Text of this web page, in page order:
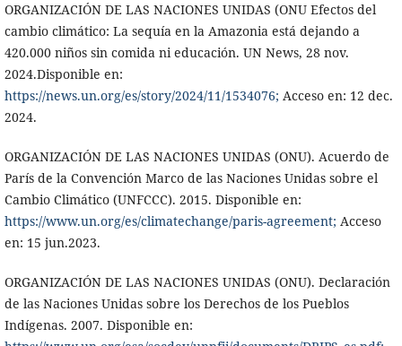
ORGANIZACIÓN DE LAS NACIONES UNIDAS (ONU Efectos del
cambio climático: La sequía en la Amazonia está dejando a
420.000 niños sin comida ni educación. UN News, 28 nov.
2024.Disponible en:
https://news.un.org/es/story/2024/11/1534076; Acceso en: 12 dec.
2024.
ORGANIZACIÓN DE LAS NACIONES UNIDAS (ONU). Acuerdo de
París de la Convención Marco de las Naciones Unidas sobre el
Cambio Climático (UNFCCC). 2015. Disponible en:
https://www.un.org/es/climatechange/paris-agreement; Acceso
en: 15 jun.2023.
ORGANIZACIÓN DE LAS NACIONES UNIDAS (ONU). Declaración
de las Naciones Unidas sobre los Derechos de los Pueblos
Indígenas. 2007. Disponible en: